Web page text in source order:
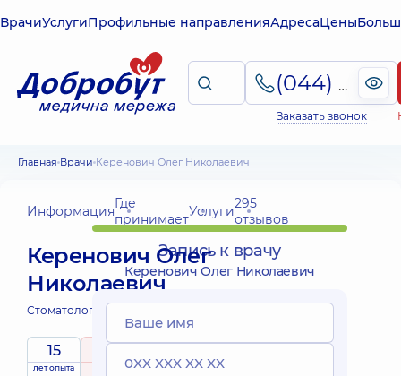
ВрачиУслугиПрофильные направленияАдресаЦены
(044) 495-2-888
Заказать звонок
Главная Врачи Керенович Олег Николаевич
ИнформацияГде
принимаетУслуги295
отзывов
Керенович Олег
Николаевич
Стоматолог-пародонтолог;
15
лет опыта рейтингна основе
Эксперт
Запись к врачу
Керенович Олег Николаевич